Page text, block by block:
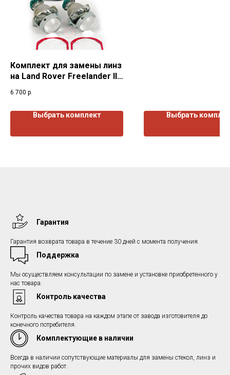
Комплект для замены линз
на Land Rover Freelander II
6 700 р.
Выбрать комплект Выбрать
Гарантия
Гарантия возврата товара в течение 30 дней с момента получения.
Поддержка
Мы осуществляем консультации по замене и установке приобретенного у
нас товара.
Контроль качества
Контроль качества товара на каждом этапе от завода изготовителя до
конечного потребителя.
Комплектующие в наличии
Всегда в наличии сопутствующие материалы для замены стекол, линз и
прочих видов работ.